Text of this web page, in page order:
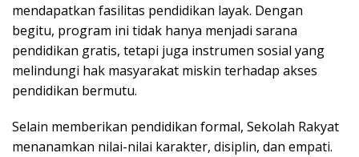
mendapatkan fasilitas pendidikan layak. Dengan
begitu, program ini tidak hanya menjadi sarana
pendidikan gratis, tetapi juga instrumen sosial yang
melindungi hak masyarakat miskin terhadap akses
pendidikan bermutu.
Selain memberikan pendidikan formal, Sekolah Rakyat
menanamkan nilai-nilai karakter, disiplin, dan empati.